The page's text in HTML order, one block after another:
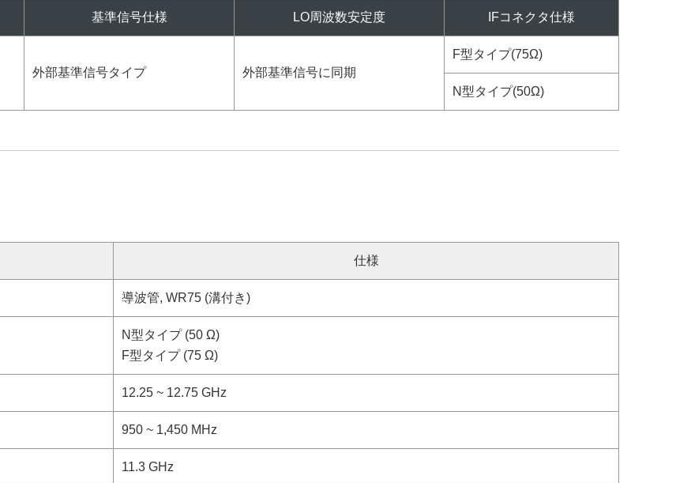
基準信号仕様 LO周波数安定度 IFコネクタ仕様
外部基準信号タイプ 外部基準信号に同期
F型タイプ(75Ω)
N型タイプ(50Ω)
仕様
導波管, WR75 (溝付き)
N型タイプ (50 Ω)
F型タイプ (75 Ω)
12.25 ~ 12.75 GHz
950 ~ 1,450 MHz
11.3 GHz